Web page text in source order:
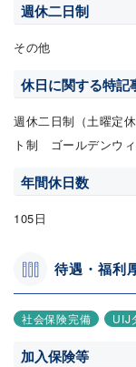
週休二日制
その他
休日に関する特記
週休二日制（土曜定
ト制 ゴールデンウ
年間休日数
105日
待遇・福利
社会保険完備 UIJ
加入保険等